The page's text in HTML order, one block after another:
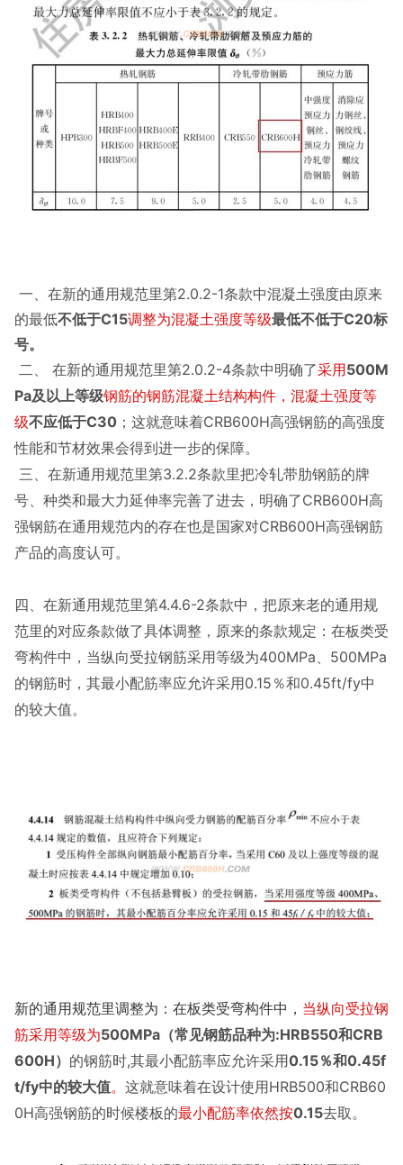
一、在新的通用规范里第2.0.2-1条款中混凝土强度由原来
的最低不低于C15调整为混凝土强度等级最低不低于C20标
号。
二、 在新的通用规范里第2.0.2-4条款中明确了采用500M
Pa及以上等级钢筋的钢筋混凝土结构构件，混凝土强度等
级不应低于C30 ；这就意味着CRB600H高强钢筋的高强度
性能和节材效果会得到进一步的保障。
三、在新通用规范里第3.2.2条款里把冷轧带肋钢筋的牌
号、种类和最大力延伸率完善了进去，明确了CRB600H高
强钢筋在通用规范内的存在也是国家对CRB600H高强钢筋
产品的高度认可。
四、在新通用规范里第4.4.6-2条款中，把原来老的通用规
范里的对应条款做了具体调整，原来的条款规定：在板类受
弯构件中，当纵向受拉钢筋采用等级为400MPa、500MPa
的钢筋时，其最小配筋率应允许采用0.15％和0.45ft/fy中
的较大值。
新的通用规范里调整为：在板类受弯构件中， 当纵向受拉钢
筋采用等级为500MPa（常见钢筋品种为:HRB550和CRB
600H） 的钢筋时,其最小配筋率应允许采用0.15％和0.45f
t/fy中的较大值。 这就意味着在设计使用HRB500和CRB60
0H高强钢筋的时候楼板的最小配筋率依然按0.15去取。